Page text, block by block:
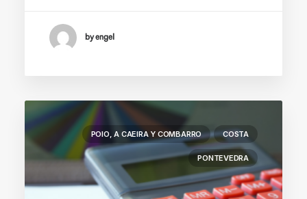
by engel
POIO, A CAEIRA Y COMBARRO COSTA
PONTEVEDRA